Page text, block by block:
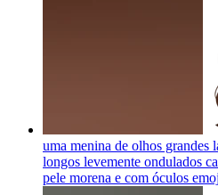
uma menina de olhos grandes
longos levemente ondulados
pele morena e com óculos